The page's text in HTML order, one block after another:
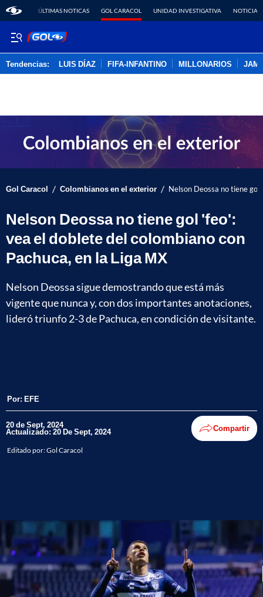
ÚLTIMAS NOTICAS GOL CARACOL UNIDAD INVESTIGATIVA NOTICIAS
Tendencias: LUIS DÍAZ FIFA-INFANTINO MILLONARIOS
Gol Caracol / Colombianos en el exterior / Nelson Deossa no tiene gol
Nelson Deossa no tiene gol 'feo':
vea el doblete del colombiano con
Pachuca, en la Liga MX
Nelson Deossa sigue demostrando que está más
vigente que nunca y, con dos importantes anotaciones,
lideró triunfo 2-3 de Pachuca, en condición de visitante.
Por: EFE
20 de Sept, 2024
Actualizado: 20 De Sept, 2024 Compartir
Editado por:Gol Caracol